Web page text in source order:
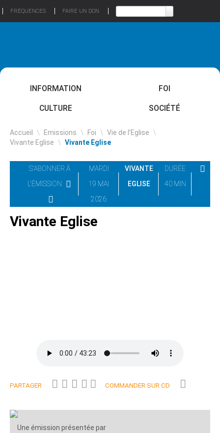
FRÉQUENCES FAIRE UN DON
INFORMATION FOI
CULTURE SOCIÉTÉ
Accueil \ Emissions \ Foi \ Vie de l’Eglise \
Vivante Eglise \ Vivante Eglise
S'ABONNER À
L'ÉMISSION
MARDI
19 MAI
2026
VIVANTE
EGLISE
DURÉE
40 MIN
Vivante Eglise
PARTAGER COMMANDER SUR CD
Une émission présentée par